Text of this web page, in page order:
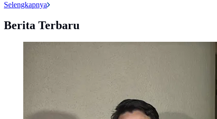
Selengkapnya
Berita Terbaru